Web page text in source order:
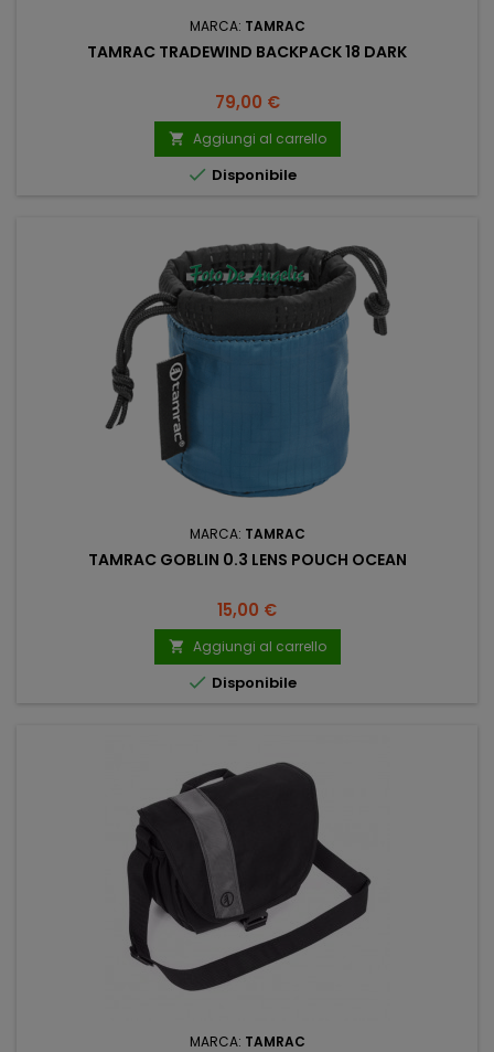
MARCA: TAMRAC
TAMRAC TRADEWIND BACKPACK 18 DARK
Prezzo
79,00 €
 Aggiungi al carrello
 Disponibile
MARCA: TAMRAC
TAMRAC GOBLIN 0.3 LENS POUCH OCEAN
Prezzo
15,00 €
 Aggiungi al carrello
 Disponibile
MARCA: TAMRAC